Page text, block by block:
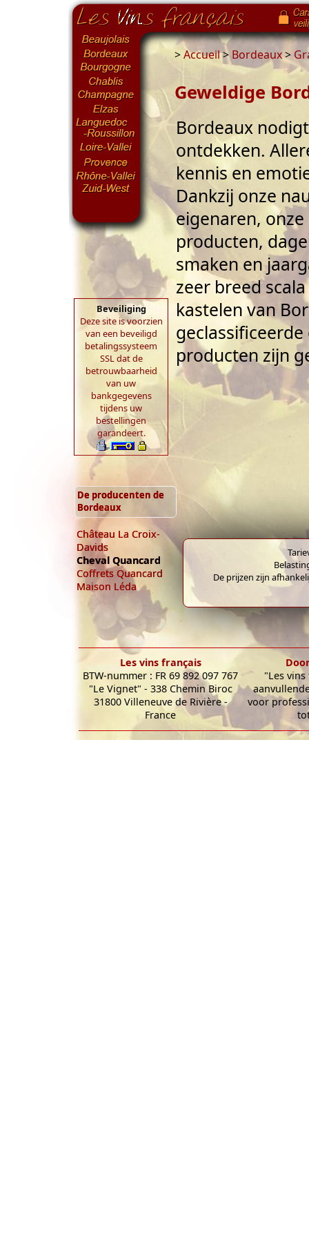
Beveiliging
Deze site is voorzien
van een beveiligd
betalingssysteem
SSL dat de
betrouwbaarheid
van uw
bankgegevens
tijdens uw
bestellingen
garandeert.
>Accueil>Bordeaux>
Geweldige
Bordeaux
ontdekken.
kennis en
Dankzij onze
eigenaren,
producten,
smaken en
zeer breed
kastelen van
producten zijn
De producenten de
Bordeaux
Château La Croix-
Davids
Cheval Quancard
Coffrets Quancard
Maison Léda
De prijzen zijn
Les vins français
BTW-nummer : FR 69 892 097 767
"Le Vignet" - 338 Chemin Biroc
31800 Villeneuve de Rivière -
France
"Les
voor